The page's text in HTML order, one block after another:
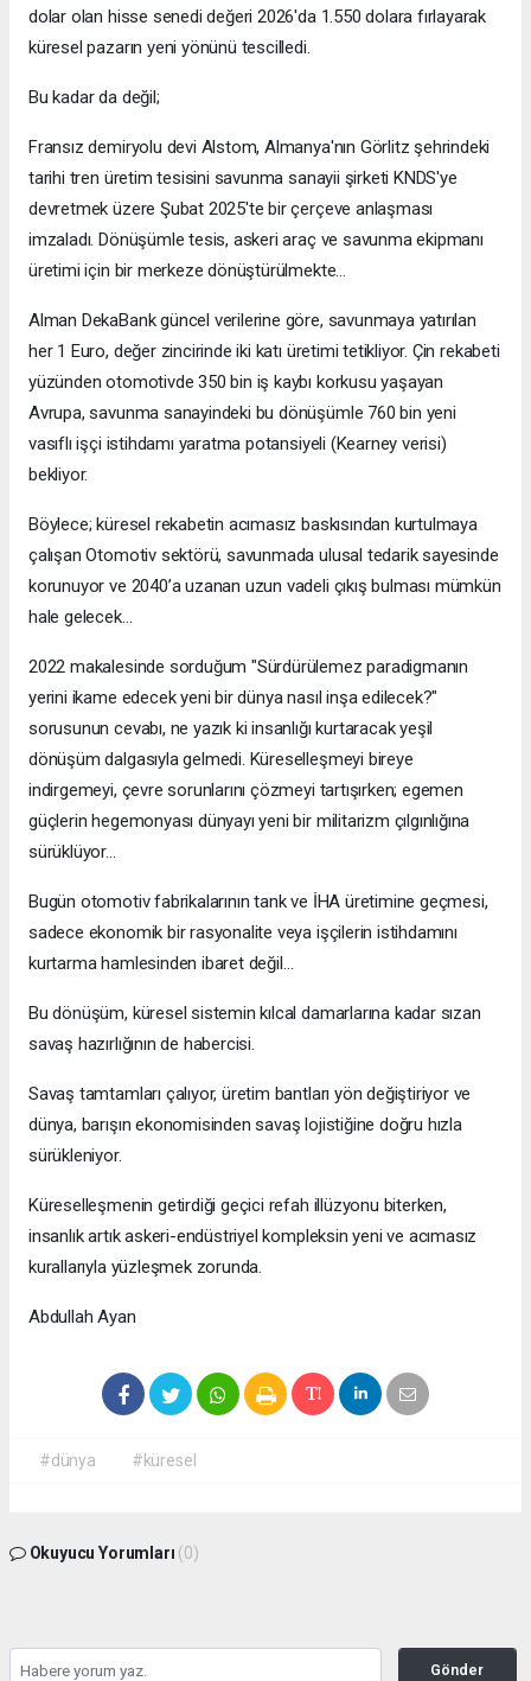
dolar olan hisse senedi değeri 2026'da 1.550 dolara fırlayarak
küresel pazarın yeni yönünü tescilledi.
Bu kadar da değil;
Fransız demiryolu devi Alstom, Almanya'nın Görlitz şehrindeki
tarihi tren üretim tesisini savunma sanayii şirketi KNDS'ye
devretmek üzere Şubat 2025'te bir çerçeve anlaşması
imzaladı. Dönüşümle tesis, askeri araç ve savunma ekipmanı
üretimi için bir merkeze dönüştürülmekte…
Alman DekaBank güncel verilerine göre, savunmaya yatırılan
her 1 Euro, değer zincirinde iki katı üretimi tetikliyor. Çin rekabeti
yüzünden otomotivde 350 bin iş kaybı korkusu yaşayan
Avrupa, savunma sanayindeki bu dönüşümle 760 bin yeni
vasıflı işçi istihdamı yaratma potansiyeli (Kearney verisi)
bekliyor.
Böylece; küresel rekabetin acımasız baskısından kurtulmaya
çalışan Otomotiv sektörü, savunmada ulusal tedarik sayesinde
korunuyor ve 2040’a uzanan uzun vadeli çıkış bulması mümkün
hale gelecek…
2022 makalesinde sorduğum "Sürdürülemez paradigmanın
yerini ikame edecek yeni bir dünya nasıl inşa edilecek?"
sorusunun cevabı, ne yazık ki insanlığı kurtaracak yeşil
dönüşüm dalgasıyla gelmedi. Küreselleşmeyi bireye
indirgemeyi, çevre sorunlarını çözmeyi tartışırken; egemen
güçlerin hegemonyası dünyayı yeni bir militarizm çılgınlığına
sürüklüyor…
Bugün otomotiv fabrikalarının tank ve İHA üretimine geçmesi,
sadece ekonomik bir rasyonalite veya işçilerin istihdamını
kurtarma hamlesinden ibaret değil…
Bu dönüşüm, küresel sistemin kılcal damarlarına kadar sızan
savaş hazırlığının de habercisi.
Savaş tamtamları çalıyor, üretim bantları yön değiştiriyor ve
dünya, barışın ekonomisinden savaş lojistiğine doğru hızla
sürükleniyor.
Küreselleşmenin getirdiği geçici refah illüzyonu biterken,
insanlık artık askeri-endüstriyel kompleksin yeni ve acımasız
kurallarıyla yüzleşmek zorunda.
Abdullah Ayan
#dünya #küresel
Okuyucu Yorumları (0)
Gönder